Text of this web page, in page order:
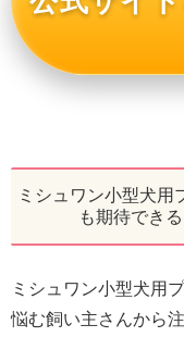
ミシュワン小型犬用
も期待でき
ミシュワン小型犬用
悩む飼い主さんから